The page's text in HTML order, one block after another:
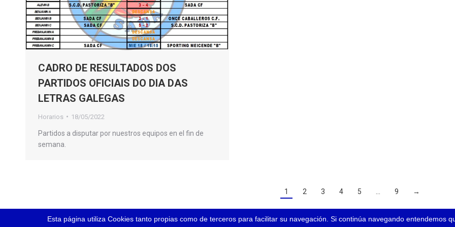
CADRO DE RESULTADOS DOS
PARTIDOS OFICIAIS DO DIA DAS
LETRAS GALEGAS
Horarios 18/05/2022
Partidos a disputar por nuestros equipos en el fin de
semana.
1 2 3 4 5 … 9 →
Esta página utiliza Cookies tanto propias como de terceros para facilitar su navegación. Si continúa navegando entendemos